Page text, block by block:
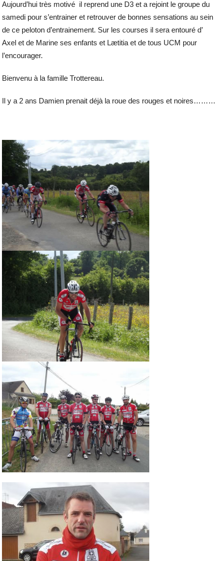
Aujourd’hui très motivé il reprend une D3 et a rejoint le groupe du
samedi pour s’entrainer et retrouver de bonnes sensations au sein
de ce peloton d’entrainement. Sur les courses il sera entouré d’
Axel et de Marine ses enfants et Lætitia et de tous UCM pour
l’encourager.
Bienvenu à la famille Trottereau.
Il y a 2 ans Damien prenait déjà la roue des rouges et noires………